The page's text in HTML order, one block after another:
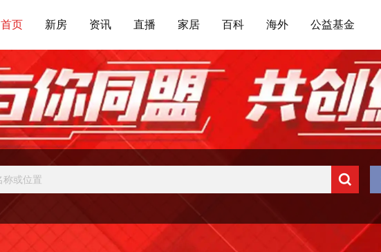
首页 新房 资讯 直播 家居 百科 海外 公益基金